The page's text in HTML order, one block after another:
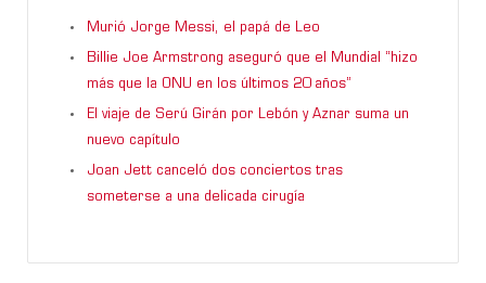
Murió Jorge Messi, el papá de Leo
Billie Joe Armstrong aseguró que el Mundial “hizo
más que la ONU en los últimos 20 años”
El viaje de Serú Girán por Lebón y Aznar suma un
nuevo capítulo
Joan Jett canceló dos conciertos tras
someterse a una delicada cirugía